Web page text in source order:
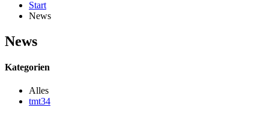
Start
News
News
Kategorien
Alles
tmt34